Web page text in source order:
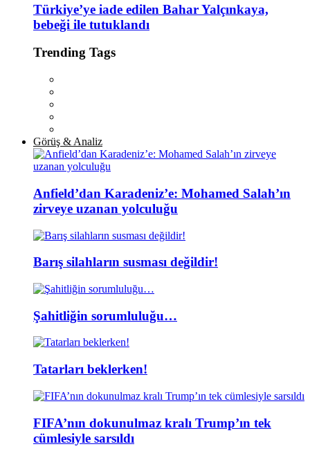
Türkiye’ye iade edilen Bahar Yalçınkaya,
bebeği ile tutuklandı
Trending Tags
Görüş & Analiz
Anfield’dan Karadeniz’e: Mohamed Salah’ın
zirveye uzanan yolculuğu
Barış silahların susması değildir!
Şahitliğin sorumluluğu…
Tatarları beklerken!
FIFA’nın dokunulmaz kralı Trump’ın tek
cümlesiyle sarsıldı